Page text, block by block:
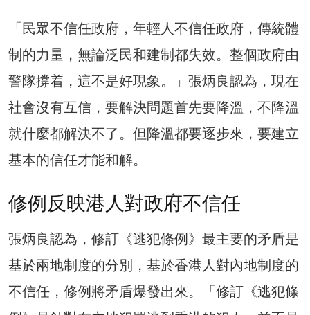
「民眾不信任政府，年輕人不信任政府，傳統體
制的力量，無論泛民和建制都失效。整個政府由
警隊撐着，這不是好現象。」張炳良認為，現在
社會沒有互信，要解決問題首先要降溫，不降溫
就什麼都解決不了。但降溫都要逐步來，要建立
基本的信任才能和解。
修例反映港人對政府不信任
張炳良認為，修訂《逃犯條例》最主要的矛盾是
基於兩地制度的分別，基於香港人對內地制度的
不信任，修例將矛盾爆發出來。「修訂《逃犯條